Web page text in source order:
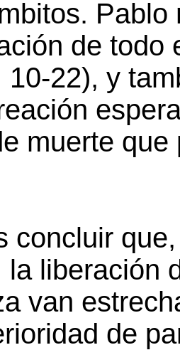
Pablo
de todo
10-22), y
muerte
concluir
la liberación
van
de